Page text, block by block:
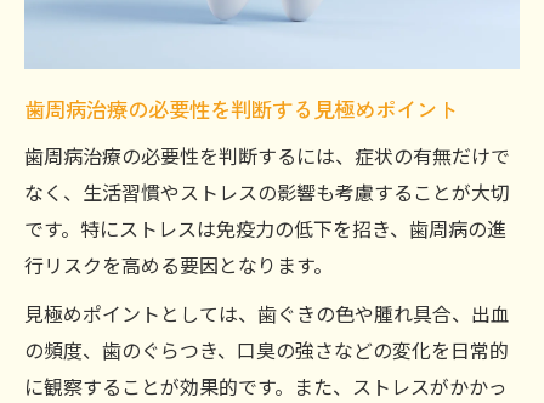
歯周病治療の必要性を判断する見極めポイント
歯周病治療の必要性を判断するには、症状の有無だけで
なく、生活習慣やストレスの影響も考慮することが大切
です。特にストレスは免疫力の低下を招き、歯周病の進
行リスクを高める要因となります。
見極めポイントとしては、歯ぐきの色や腫れ具合、出血
の頻度、歯のぐらつき、口臭の強さなどの変化を日常的
に観察することが効果的です。また、ストレスがかかっ